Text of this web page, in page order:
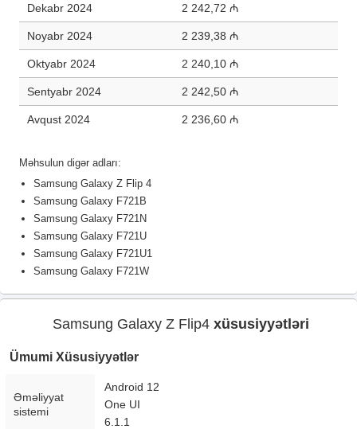
Dekabr 2024 2 242,72 ₼
Noyabr 2024 2 239,38 ₼
Oktyabr 2024 2 240,10 ₼
Sentyabr 2024 2 242,50 ₼
Avqust 2024 2 236,60 ₼
Məhsulun digər adları:
Samsung Galaxy Z Flip 4
Samsung Galaxy F721B
Samsung Galaxy F721N
Samsung Galaxy F721U
Samsung Galaxy F721U1
Samsung Galaxy F721W
Samsung Galaxy Z Flip4 xüsusiyyətləri
Ümumi Xüsusiyyətlər
Əməliyyat
sistemi
Android 12
One UI
6.1.1